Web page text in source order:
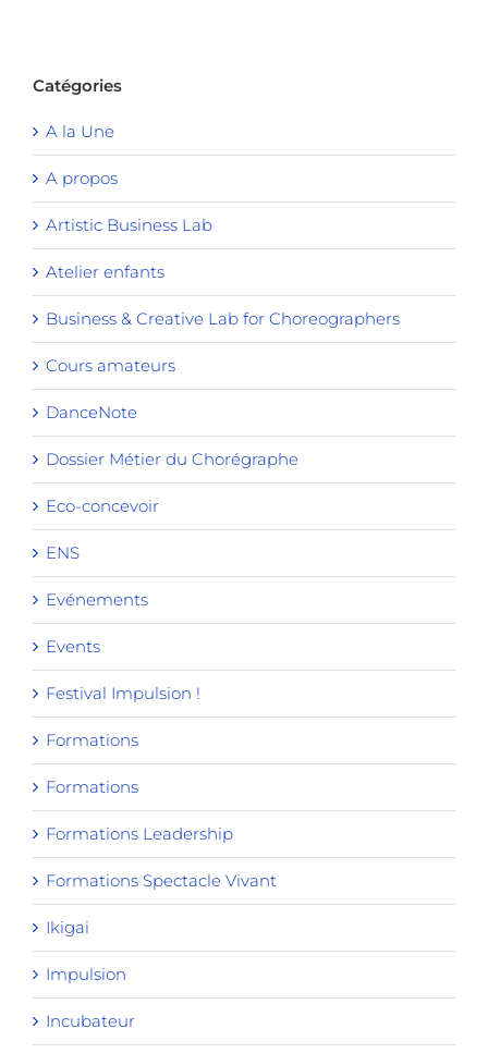
Catégories
A la Une
A propos
Artistic Business Lab
Atelier enfants
Business & Creative Lab for Choreographers
Cours amateurs
DanceNote
Dossier Métier du Chorégraphe
Eco-concevoir
ENS
Evénements
Events
Festival Impulsion !
Formations
Formations
Formations Leadership
Formations Spectacle Vivant
Ikigai
Impulsion
Incubateur